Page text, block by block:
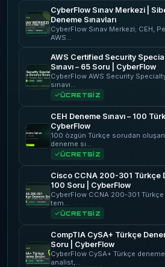
CyberFlow Sınav Merkezi |
Deneme Sınavları
CyberFlow Sınav Merkezi; CEH,
AWS…
AWS Certified Security
Sınavı – 65 Soru | CyberFlow
CyberFlow AWS Security
sınavı…
ÜCRETSİZ
CEH Deneme Sınavı – 100
CyberFlow
100 özgün Türkçe sorudan
deneme sı…
ÜCRETSİZ
Cisco CCNA 200-301 Türkçe
100 Soru | CyberFlow
CyberFlow CCNA 200-301 Türkçe
tem…
ÜCRETSİZ
CompTIA CySA+ Türkçe
Soru | CyberFlow
CyberFlow CySA+ Türkçe deneme
analist,…